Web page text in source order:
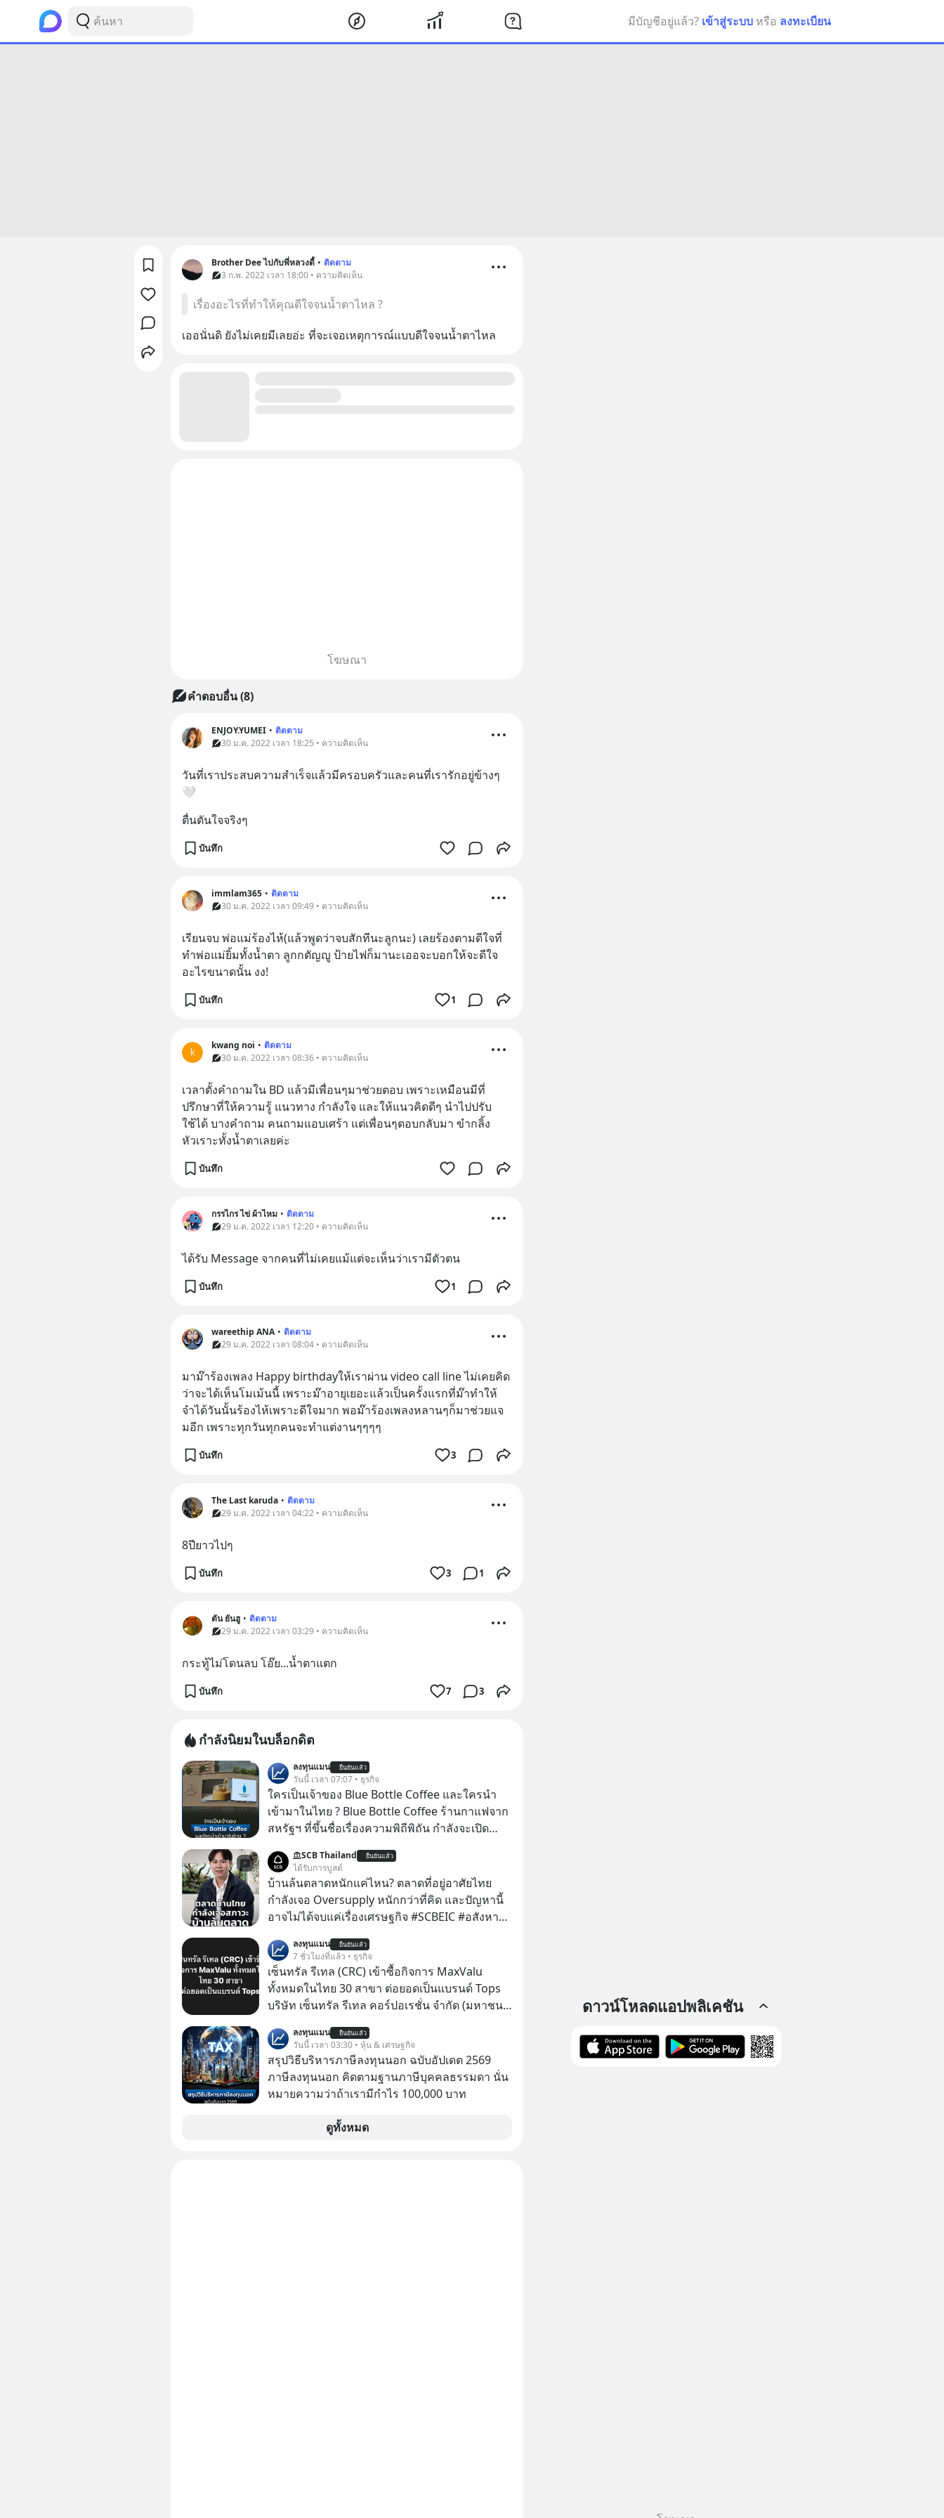
มีบัญชีอยู่แล้ว? เข้าสู่ระบบ หรือ ลงทะเบียน
Brother Dee ไปกับพี่หลวงดี้ • ติดตาม
3 ก.พ. 2022 เวลา 18:00 • ความคิดเห็น
เรื่องอะไรที่ทำให้คุณดีใจจนน้ำตาไหล ?
เออนั่นดิ​ ยังไม่เคยมีเลยอ่ะ​ ที่จะเจอเหตุการณ์แบบ​ดีใจจนน้ำตาไหล​
โฆษณา
คำตอบอื่น(8)
ENJOY.YUMEI • ติดตาม
30 ม.ค. 2022 เวลา 18:25 • ความคิดเห็น
วันที่เราประสบความสำเร็จแล้วมีครอบครัวและคนที่เรารักอยู่ข้างๆ
🤍
ตื่นตันใจจริงๆ
บันทึก
immlam365 • ติดตาม
30 ม.ค. 2022 เวลา 09:49 • ความคิดเห็น
เรียนจบ พ่อแม่ร้องไห้(แล้วพูดว่าจบสักทีนะลูกนะ) เลยร้องตามดีใจที่
ทำพ่อแม่ยิ้มทั้งน้ำตา ลูกกตัญญู ป้ายไฟก็มานะเออจะบอกให้จะดีใจ
อะไรขนาดนั้น งง!
บันทึก 1
k
kwang noi • ติดตาม
30 ม.ค. 2022 เวลา 08:36 • ความคิดเห็น
เวลาตั้งคำถามใน BD แล้วมีเพื่อนๆมาช่วยตอบ เพราะเหมือนมีที่
ปรึกษาที่ให้ความรู้ แนวทาง กำลังใจ และให้แนวคิดดีๆ นำไปปรับ
ใช้ได้ บางคำถาม คนถามแอบเศร้า แต่เพื่อนๆตอบกลับมา ขำกลิ้ง
หัวเราะทั้งน้ำตาเลยค่ะ
บันทึก
กรรไกร ไข่ ผ้าไหม • ติดตาม
29 ม.ค. 2022 เวลา 12:20 • ความคิดเห็น
ได้รับ Message จากคนที่ไม่เคยแม้แต่จะเห็นว่าเรามีตัวตน
บันทึก 1
wareethip ANA • ติดตาม
29 ม.ค. 2022 เวลา 08:04 • ความคิดเห็น
มาม๊าร้องเพลง Happy birthdayให้เราผ่าน video call line ไม่เคยคิด
ว่าจะได้เห็นโมเม้นนี้ เพราะม๊าอายุเยอะแล้วเป็นครั้งแรกที่ม๊าทำให้
จำได้วันนั้นร้องไห้เพราะดีใจมาก พอม๊าร้องเพลงหลานๆก็มาช่วยแจ
มอีก เพราะทุกวันทุกคนจะทำแต่งานๆๆๆๆ
บันทึก 3
The Last karuda • ติดตาม
29 ม.ค. 2022 เวลา 04:22 • ความคิดเห็น
8ปียาวไปๆ
บันทึก 3 1
ตัน ยันฮู • ติดตาม
29 ม.ค. 2022 เวลา 03:29 • ความคิดเห็น
กระทู้ไม่โดนลบ โอ๊ย...น้ำตาแตก
บันทึก 7 3
กำลังนิยมในบล็อกดิต
ลงทุนแมน ยืนยันแล้ว
วันนี้ เวลา 07:07 • ธุรกิจ
ใครเป็นเจ้าของ Blue Bottle Coffee และใครนำ
เข้ามาในไทย ? Blue Bottle Coffee ร้านกาแฟจาก
สหรัฐฯ ที่ขึ้นชื่อเรื่องความพิถีพิถัน กำลังจะเปิด
SCB Thailand ยืนยันแล้ว
ได้รับการบูสต์
บ้านล้นตลาดหนักแค่ไหน? ตลาดที่อยู่อาศัยไทย
กำลังเจอ Oversupply หนักกว่าที่คิด และปัญหานี้
อาจไม่ได้จบแค่เรื่องเศรษฐกิจ #SCBEIC #อสังหา
#SCBThailand สามารถดูคลิปที่ youtube ประกอบ
ได้ที่ link : https://youtube.com/shorts/-
xU9gYcfVJk?feature=share
ลงทุนแมน ยืนยันแล้ว
7 ชั่วโมงที่แล้ว • ธุรกิจ
เซ็นทรัล รีเทล (CRC) เข้าซื้อกิจการ MaxValu
ทั้งหมดในไทย 30 สาขา ต่อยอดเป็นแบรนด์ Tops
บริษัท เซ็นทรัล รีเทล คอร์ปอเรชั่น จำกัด (มหาชน)
ฟู้ด รีเทล จำกัด (CFR) ซึ่งเป็นบริษัทย่อยที่ CRC ถือ
หุ้นทั้งทางตรงและทางอ้อม 100%
ลงทุนแมน ยืนยันแล้ว
วันนี้ เวลา 03:30 • หุ้น & เศรษฐกิจ
สรุปวิธีบริหารภาษีลงทุนนอก ฉบับอัปเดต 2569
ภาษีลงทุนนอก คิดตามฐานภาษีบุคคลธรรมดา นั่น
หมายความว่าถ้าเรามีกำไร 100,000 บาท
ดูทั้งหมด
ดาวน์โหลดแอปพลิเคชัน